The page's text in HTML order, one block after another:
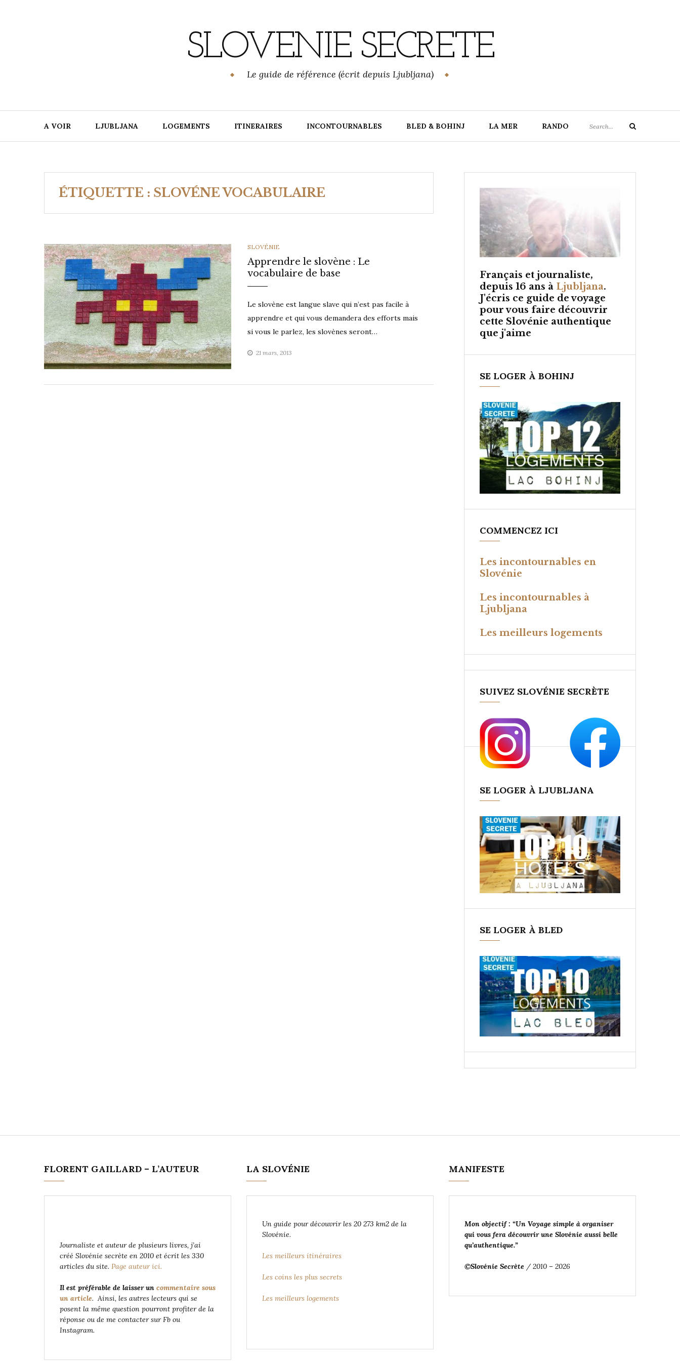
SLOVENIE SECRETE
Le guide de référence (écrit depuis Ljubljana)
A VOIR LJUBLJANA LOGEMENTS ITINERAIRES INCONTOURNABLES BLED & BOHINJ LA MER RANDO
for:
Search
ÉTIQUETTE : SLOVÉNE VOCABULAIRE
CATEGORIES
SLOVÉNIE
Apprendre le slovène : Le
vocabulaire de base
Le slovène est langue slave qui n’est pas facile à
apprendre et qui vous demandera des efforts mais
si vous le parlez, les slovènes seront…
21 mars, 2013
Français et journaliste,
depuis 16 ans à Ljubljana.
J'écris ce guide de voyage
pour vous faire découvrir
cette Slovénie authentique
que j'aime
SE LOGER À BOHINJ
COMMENCEZ ICI
Les incontournables en
Slovénie
Les incontournables à
Ljubljana
Les meilleurs logements
SUIVEZ SLOVÉNIE SECRÈTE
SE LOGER À LJUBLJANA
SE LOGER À BLED
FLORENT GAILLARD – L’AUTEUR
Journaliste et auteur de plusieurs livres, j’ai
créé Slovénie secrète en 2010 et écrit les 330
articles du site. Page auteur ici.
Il est préférable de laisser un commentaire sous
un article. Ainsi, les autres lecteurs qui se
posent la même question pourront profiter de la
réponse ou de me contacter sur Fb ou
Instagram.
LA SLOVÉNIE
Un guide pour découvrir les 20 273 km2 de la
Slovénie.
Les meilleurs itinéraires
Les coins les plus secrets
Les meilleurs logements
MANIFESTE
Mon objectif : “Un Voyage simple à organiser
qui vous fera découvrir une Slovénie aussi belle
qu’authentique.”
©Slovénie Secrète / 2010 – 2026